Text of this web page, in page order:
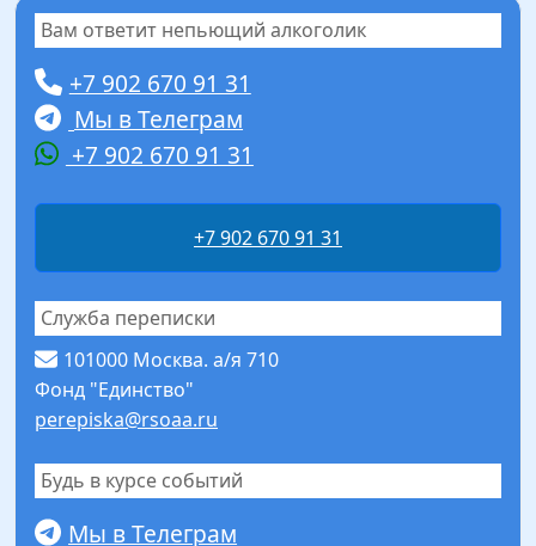
Вам ответит непьющий алкоголик
+7 902 670 91 31
Мы в Телеграм
+7 902 670 91 31
+7 902 670 91 31
Служба переписки
101000 Москва. а/я 710
Фонд "Единство"
perepiska@rsoaa.ru
Будь в курсе событий
Мы в Телеграм